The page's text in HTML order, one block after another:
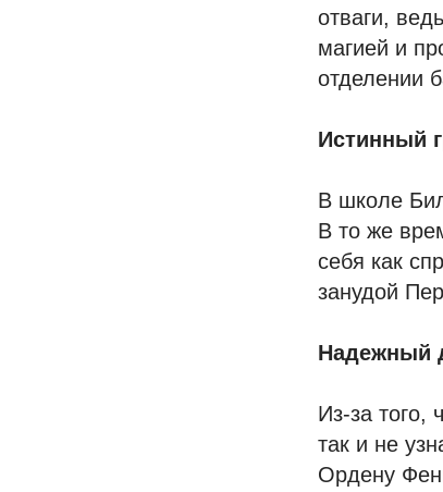
отваги,
магией и
отделении
Истинный
В школе
В то же
себя как
занудой
Надежный
Из-за того,
так и не
Ордену